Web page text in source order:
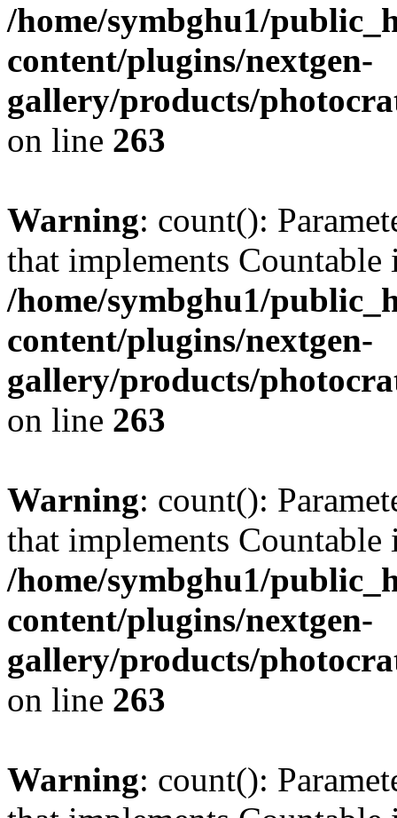
/home/symbghu1/
content/plugins/nextgen-
gallery/products/
on line 263
Warning: count():
that implements Countable
/home/symbghu1/
content/plugins/nextgen-
gallery/products/
on line 263
Warning: count():
that implements Countable
/home/symbghu1/
content/plugins/nextgen-
gallery/products/
on line 263
Warning: count():